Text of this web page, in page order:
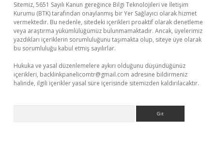
Sitemiz, 5651 Sayılı Kanun gereğince Bilgi Teknolojileri ve İletişim
Kurumu (BTK) tarafından onaylanmış bir Yer Sağlayıcı olarak hizmet
vermektedir. Bu nedenle, sitedeki içerikleri proaktif olarak denetleme
veya araştırma yükümlülüğümüz bulunmamaktadır. Ancak, üyelerimiz
yazdıkları içeriklerin sorumluluğunu taşımakta olup, siteye üye olarak
bu sorumluluğu kabul etmiş sayılırlar.
Hukuka ve yasal düzenlemelere aykırı olduğunu düşündüğünüz
içerikleri, backlinkpanelicomtr@gmail.com adresine bildirmeniz
halinde, ilgili içerikler yasal süre içerisinde sitemizden kaldırılacaktır.